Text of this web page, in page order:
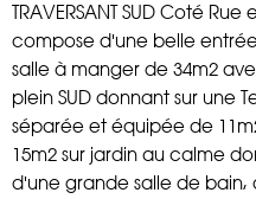
TRAVERSANT SUD Coté
compose d'une belle
salle à manger de 34m2
plein SUD donnant sur une
séparée et équipée de
15m2 sur jardin au calme
d'une grande salle de bain,